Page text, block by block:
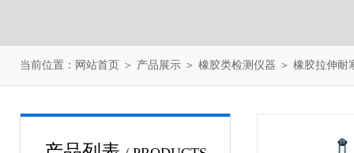
当前位置： 网站首页 ＞ 产品展示 ＞ 橡胶类检测仪器 ＞ 橡胶拉伸耐